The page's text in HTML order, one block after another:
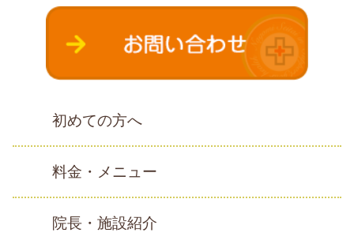
初めての方へ
料金・メニュー
院長・施設紹介